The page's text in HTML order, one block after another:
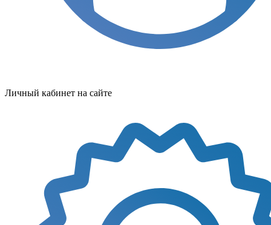
Личный кабинет на сайте